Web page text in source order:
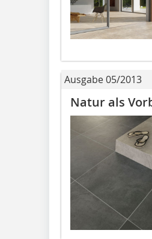
Ausgabe 05/2013
Natur als